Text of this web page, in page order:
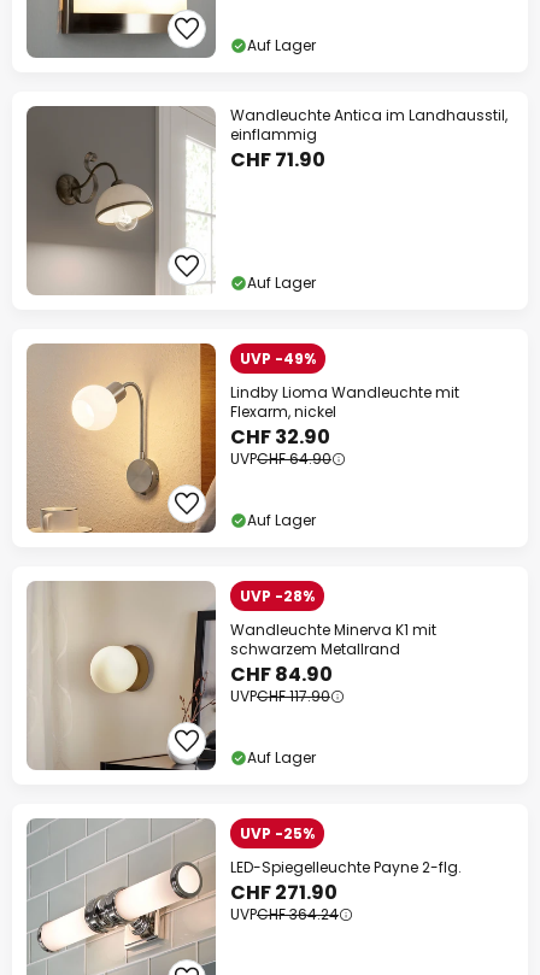
Auf Lager
Wandleuchte Antica im Landhausstil,
einflammig
CHF 71.90
Auf Lager
UVP -49%
Lindby Lioma Wandleuchte mit
Flexarm, nickel
CHF 32.90
UVPCHF 64.90
Auf Lager
UVP -28%
Wandleuchte Minerva K1 mit
schwarzem Metallrand
CHF 84.90
UVPCHF 117.90
Auf Lager
UVP -25%
LED-Spiegelleuchte Payne 2-flg.
CHF 271.90
UVPCHF 364.24